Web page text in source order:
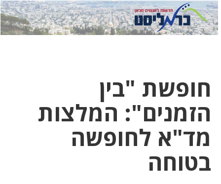
לחץ
כאן
לחץ
כדי
חופשת "בין
הזמנים": המלצות
מד"א לחופשה
בטוחה